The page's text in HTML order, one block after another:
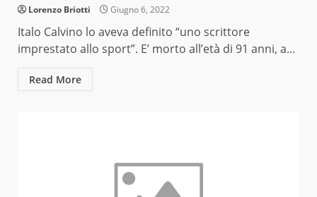
Lorenzo Briotti Giugno 6, 2022
Italo Calvino lo aveva definito “uno scrittore
imprestato allo sport”. E’ morto all’età di 91 anni, a...
Read More